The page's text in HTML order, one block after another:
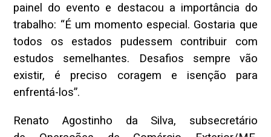
painel do evento e destacou a importância do
trabalho: “É um momento especial. Gostaria que
todos os estados pudessem contribuir com
estudos semelhantes. Desafios sempre vão
existir, é preciso coragem e isenção para
enfrentá-los”.
Renato Agostinho da Silva, subsecretário